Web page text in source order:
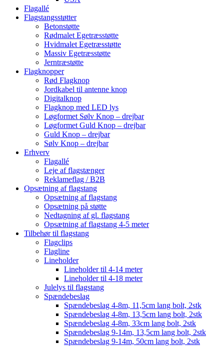
Flagallé
Flagstangsstøtter
Betonstøtte
Rødmalet Egetræsstøtte
Hvidmalet Egetræsstøtte
Massiv Egetræsstøtte
Jerntræstøtte
Flagknopper
Rød Flagknop
Jordkabel til antenne knop
Digitalknop
Flagknop med LED lys
Løgformet Sølv Knop – drejbar
Løgformet Guld Knop – drejbar
Guld Knop – drejbar
Sølv Knop – drejbar
Erhverv
Flagallé
Leje af flagstænger
Reklameflag / B2B
Opsætning af flagstang
Opsætning af flagstang
Opsætning på støtte
Nedtagning af gl. flagstang
Opsætning af flagstang 4-5 meter
Tilbehør til flagstang
Flagclips
Flagline
Lineholder
Lineholder til 4-14 meter
Lineholder til 4-18 meter
Julelys til flagstang
Spændebeslag
Spændebeslag 4-8m, 11,5cm lang bolt, 2stk
Spændebeslag 4-8m, 13,5cm lang bolt, 2stk
Spændebeslag 4-8m, 33cm lang bolt, 2stk
Spændebeslag 9-14m, 13,5cm lang bolt, 2stk
Spændebeslag 9-14m, 50cm lang bolt, 2stk